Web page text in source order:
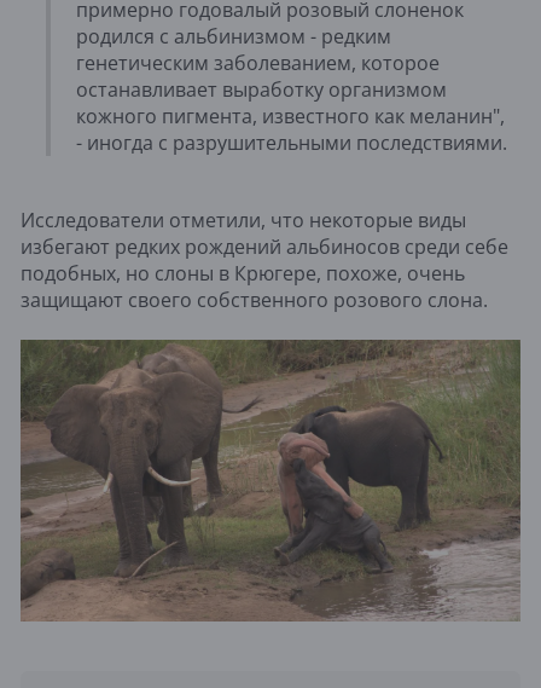
примерно годовалый розовый слоненок
родился с альбинизмом - редким
генетическим заболеванием, которое
останавливает выработку организмом
кожного пигмента, известного как меланин",
- иногда с разрушительными последствиями.
Исследователи отметили, что некоторые виды
избегают редких рождений альбиносов среди себе
подобных, но слоны в Крюгере, похоже, очень
защищают своего собственного розового слона.